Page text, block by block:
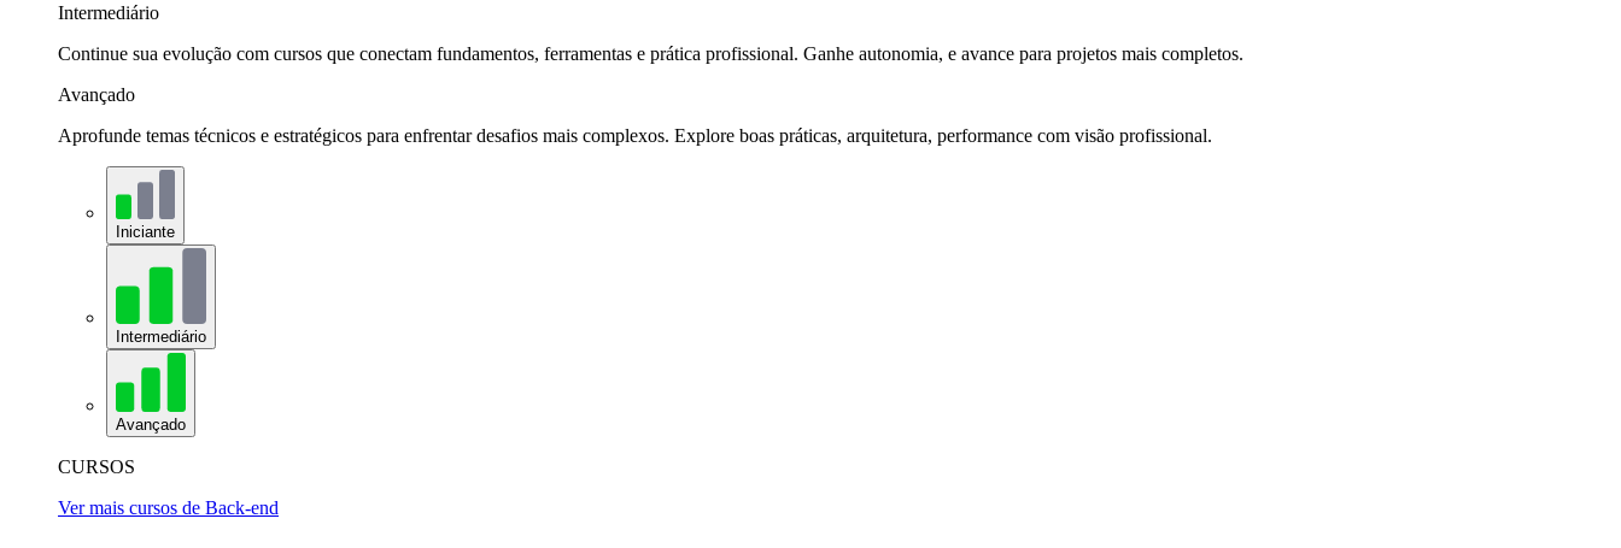
Intermediário
Continue sua evolução com cursos que conectam fundamentos, ferramentas e prática profissional. Ganhe autonomia, e avance para projetos mais completos.
Avançado
Aprofunde temas técnicos e estratégicos para enfrentar desafios mais complexos. Explore boas práticas, arquitetura, performance com visão profissional.
Iniciante
Intermediário
Avançado
CURSOS
Ver mais cursos de Back-end